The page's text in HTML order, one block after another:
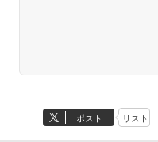
ポスト リスト